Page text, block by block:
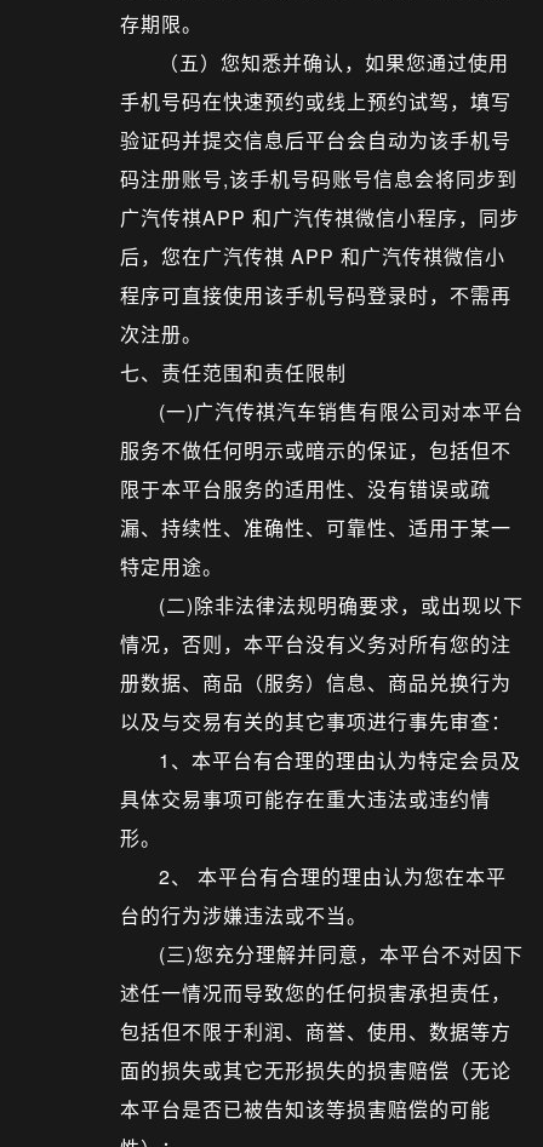
存期限。
（五）您知悉并确认，如果您通过使用
手机号码在快速预约或线上预约试驾，填写
验证码并提交信息后平台会自动为该手机号
码注册账号,该手机号码账号信息会将同步到
广汽传祺APP 和广汽传祺微信小程序，同步
后，您在广汽传祺 APP 和广汽传祺微信小
程序可直接使用该手机号码登录时，不需再
次注册。
七、责任范围和责任限制
(一)广汽传祺汽车销售有限公司对本平台
服务不做任何明示或暗示的保证，包括但不
限于本平台服务的适用性、没有错误或疏
漏、持续性、准确性、可靠性、适用于某一
特定用途。
(二)除非法律法规明确要求，或出现以下
情况，否则，本平台没有义务对所有您的注
册数据、商品（服务）信息、商品兑换行为
以及与交易有关的其它事项进行事先审查：
1、本平台有合理的理由认为特定会员及
具体交易事项可能存在重大违法或违约情
形。
2、 本平台有合理的理由认为您在本平
台的行为涉嫌违法或不当。
(三)您充分理解并同意，本平台不对因下
述任一情况而导致您的任何损害承担责任，
包括但不限于利润、商誉、使用、数据等方
面的损失或其它无形损失的损害赔偿（无论
本平台是否已被告知该等损害赔偿的可能